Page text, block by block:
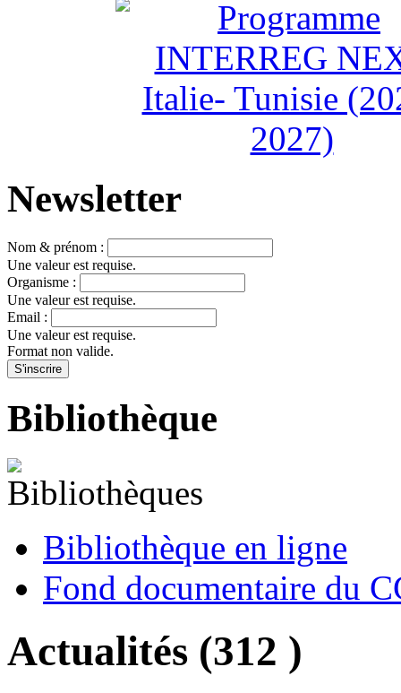
Newsletter
Nom & prénom :
Une valeur est requise.
Organisme :
Une valeur est requise.
Email :
Une valeur est requise.
Format non valide.
Bibliothèque
Bibliothèque en ligne
Fond documentaire du
Actualités (312 )